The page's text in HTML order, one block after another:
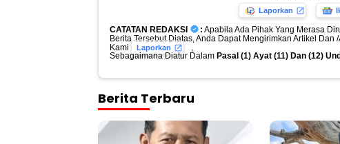
Laporkan
CATATAN REDAKSI : Apabila Ada Pihak Yang Merasa
Berita Tersebut Diatas, Anda Dapat Mengirimkan Artikel
Kami
Laporkan
,
Sebagaimana Diatur Dalam Pasal (1) Ayat (11) Dan (12)
Berita Terbaru